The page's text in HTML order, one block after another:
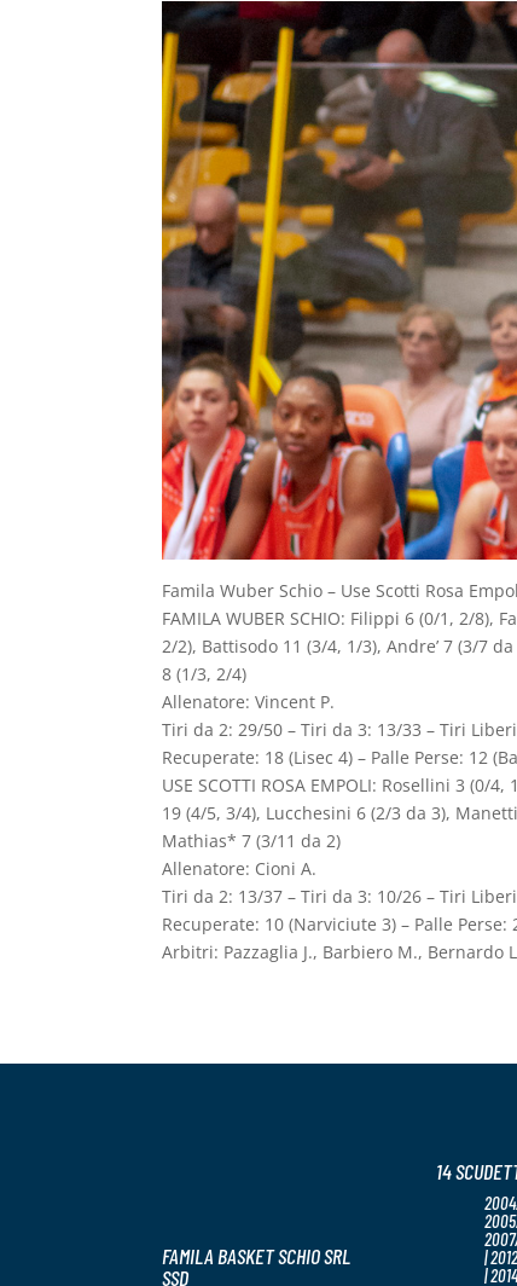
Famila Wuber Schio – Use Scotti Rosa
FAMILA WUBER SCHIO: Filippi 6 (0/1, 2/
2/2), Battisodo 11 (3/4, 1/3), Andre’ 7 (3/7
8 (1/3, 2/4)
Allenatore: Vincent P.
Tiri da 2: 29/50 – Tiri da 3: 13/33 – Tiri
Recuperate: 18 (Lisec 4) – Palle Perse: 12
USE SCOTTI ROSA EMPOLI: Rosellini 3
19 (4/5, 3/4), Lucchesini 6 (2/3 da 3),
Mathias* 7 (3/11 da 2)
Allenatore: Cioni A.
Tiri da 2: 13/37 – Tiri da 3: 10/26 – Tiri
Recuperate: 10 (Narviciute 3) – Palle Perse:
Arbitri: Pazzaglia J., Barbiero M., Bernardo
FAMILA BASKET SCHIO SRL
SSD
14
|
|